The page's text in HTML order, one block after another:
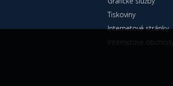
Tiskoviny
Internetové stránky
Internetové